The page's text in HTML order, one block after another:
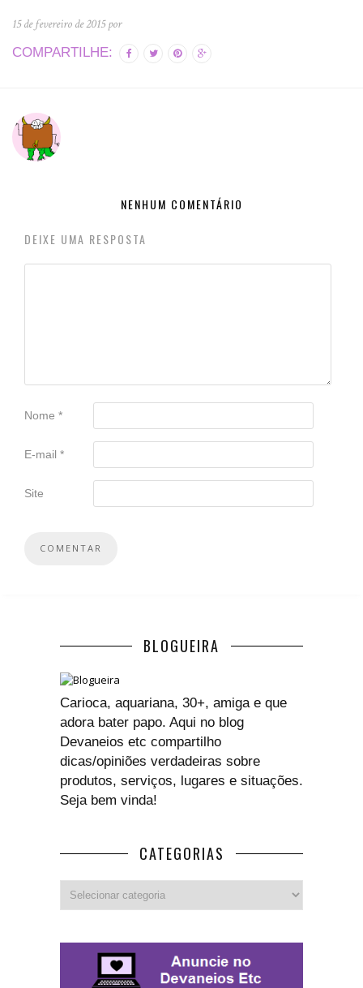
15 de fevereiro de 2015 por
COMPARTILHE:
NENHUM COMENTÁRIO
DEIXE UMA RESPOSTA
Nome *
E-mail *
Site
BLOGUEIRA
Carioca, aquariana, 30+, amiga e que
adora bater papo. Aqui no blog
Devaneios etc compartilho
dicas/opiniões verdadeiras sobre
produtos, serviços, lugares e situações.
Seja bem vinda!
CATEGORIAS